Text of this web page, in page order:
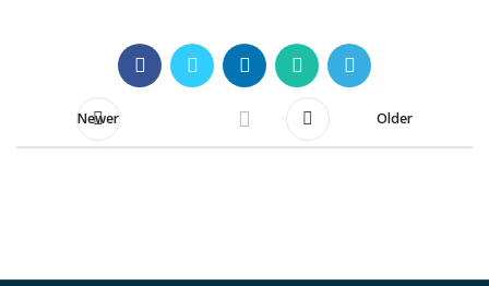
Newer Older